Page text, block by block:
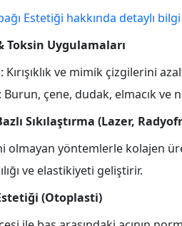
Estetiği hakkında detaylı bilgi
Toksin Uygulamaları
Kırışıklık ve mimik çizgilerini
Burun, çene, dudak, elmacık ve
Sıkılaştırma (Lazer,
olmayan yöntemlerle kolajen
ve elastikiyeti geliştirir.
(Otoplasti)